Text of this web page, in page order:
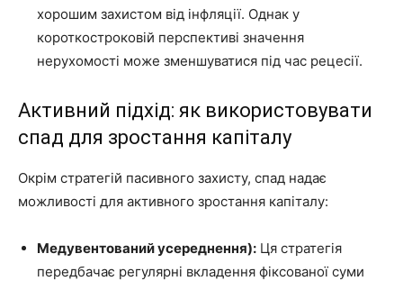
хорошим захистом від інфляції. Однак у
короткостроковій перспективі значення
нерухомості може зменшуватися під час рецесії.
Активний підхід: як використовувати
спад для зростання капіталу
Окрім стратегій пасивного захисту, спад надає
можливості для активного зростання капіталу:
Медувентований усереднення): Ця стратегія
передбачає регулярні вкладення фіксованої суми